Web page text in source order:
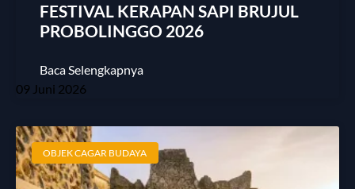
FESTIVAL KERAPAN SAPI BRUJUL
PROBOLINGGO 2026
Baca Selengkapnya
09 Juni 2026
OBJEK CAGAR BUDAYA